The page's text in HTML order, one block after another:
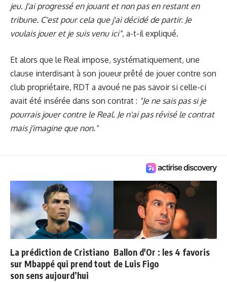
jeu. J'ai progressé en jouant et non pas en restant en
tribune. C'est pour cela que j'ai décidé de partir. Je
voulais jouer et je suis venu ici", a-t-il expliqué.
Et alors que le Real impose, systématiquement, une
clause interdisant à son joueur prêté de jouer contre son
club propriétaire, RDT a avoué ne pas savoir si celle-ci
avait été insérée dans son contrat : "Je ne sais pas si je
pourrais jouer contre le Real. Je n'ai pas révisé le contrat
mais j'imagine que non."
La prédiction de Cristiano
sur Mbappé qui prend tout
son sens aujourd’hui
Ballon d'Or : les 4 favoris
de Luis Figo